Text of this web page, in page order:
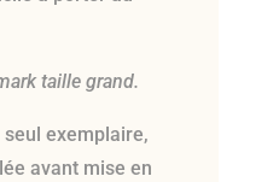
taille grand.
seul exemplaire,
avant mise en